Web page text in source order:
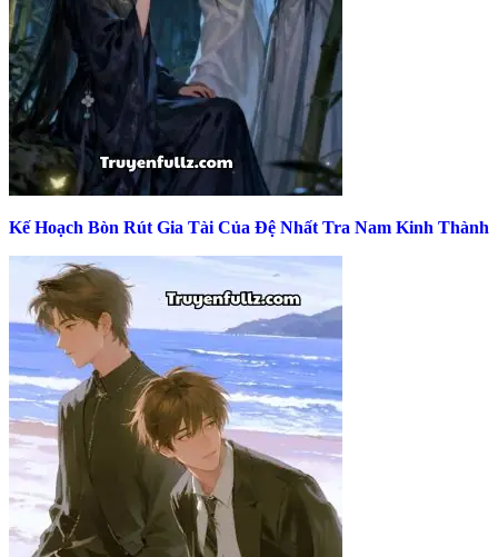
Kế Hoạch Bòn Rút Gia Tài Của Đệ Nhất Tra Nam Kinh Thành